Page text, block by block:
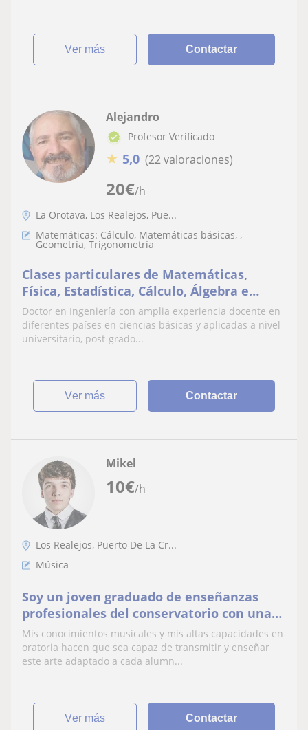
ver más Contactar
20€/h
Alejandro
Profesor Verificado
★ 5,0 (22 valoraciones)
La Orotava, Los Realejos, Pue...
Matemáticas: Cálculo, Matemáticas básicas, ,
Geometría, Trigonometría
Clases particulares de Matemáticas,
Física, Estadística, Cálculo, Álgebra e
Inglés
Doctor en Ingeniería con amplia experiencia docente en
diferentes países en ciencias básicas y aplicadas a nivel
universitario, post-grado...
ver más Contactar
10€/h
Mikel
Los Realejos, Puerto De La Cr...
Música
Soy un joven graduado de enseñanzas
profesionales del conservatorio con una
pasión por la música y la enseñanza
Mis conocimientos musicales y mis altas capacidades en
oratoria hacen que sea capaz de transmitir y enseñar
este arte adaptado a cada alumn...
ver más Contactar